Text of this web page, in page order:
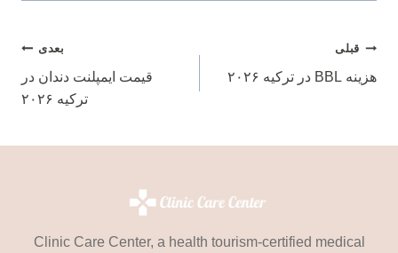
راهبری
نوشته
قبلی
هزینه BBL در ترکیه ۲۰۲۶
بعدی
قیمت ایمپلنت دندان در
ترکیه ۲۰۲۶
Clinic Care Center, a health tourism-certified medical